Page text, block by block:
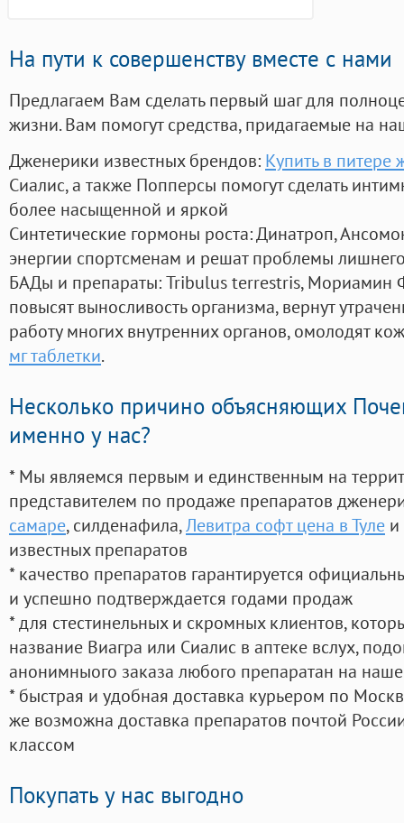
На пути к совершенству вместе с нами
Предлагаем Вам сделать первый шаг для
жизни. Вам помогут средства, придагаемые на
Дженерики известных брендов: Купить в питере
Сиалис, а также Попперсы помогут сделать
более насыщенной и яркой
Синтетические гормоны роста: Динатроп,
энергии спортсменам и решат проблемы
БАДы и препараты:Tribulus terrestris, Мориамин
повысят выносливость организма, вернут
работу многих внутренних органов, омолодят
мг таблетки.
Несколько причино объясняющих
именно у нас?
* Мы являемся первым и единственным на
представителем по продаже препаратов
самаре, силденафила,Левитра софт цена в Туле и
известных препаратов
* качество препаратов гарантируется
и успешно подтверждается годами продаж
* для стестинельных и скромных клиентов,
название Виагра или Сиалис в аптеке вслух,
анонимныого заказа любого препаратан на
* быстрая и удобная доставка курьером по
же возможна доставка препаратов почтой
классом
Покупать у нас выгодно